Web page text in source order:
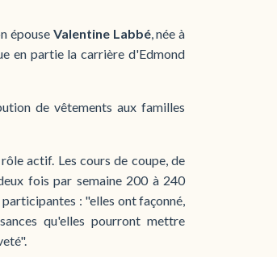
épouse Valentine Labbé, née à
en partie la carrière d'Edmond
de vêtements aux familles
actif. Les cours de coupe, de
fois par semaine 200 à 240
: "elles ont façonné,
qu'elles pourront mettre